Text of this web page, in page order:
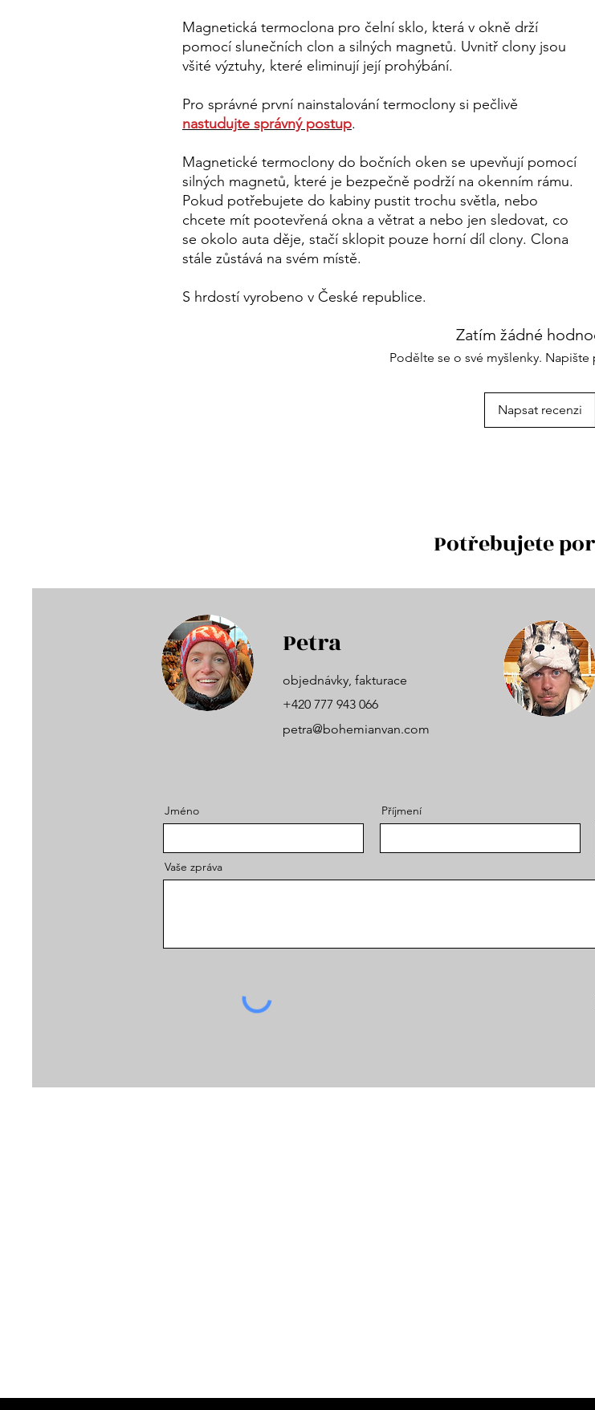
Magnetická termoclona pro čelní sklo, která v okně drží
pomocí slunečních clon a silných magnetů. Uvnitř clony jsou
všité výztuhy, které eliminují její prohýbání.
Pro správné první nainstalování termoclony si pečlivě
nastudujte správný postup.
Magnetické termoclony do bočních oken se upevňují pomocí
silných magnetů, které je bezpečně podrží na okenním rámu.
Pokud potřebujete do kabiny pustit trochu světla, nebo
chcete mít pootevřená okna a větrat a nebo jen sledovat, co
se okolo auta děje, stačí sklopit pouze horní díl clony. Clona
stále zůstává na svém místě.
S hrdostí vyrobeno v České republice.
Zatím žádné
Podělte se o své myšlenky.
Napsat recenzi
Potřebujete
Petra
objednávky, fakturace
+420 777 943 066
petra@bohemianvan.com
Jméno Příjmení
Vaše zpráva